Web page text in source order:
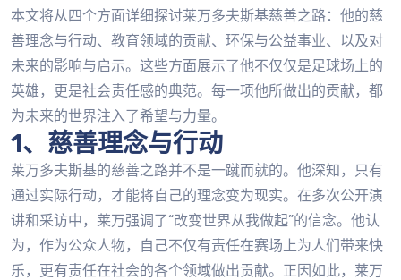
本文将从四个方面详细探讨莱万多夫斯基慈善之路：他的慈
善理念与行动、教育领域的贡献、环保与公益事业、以及对
未来的影响与启示。这些方面展示了他不仅仅是足球场上的
英雄，更是社会责任感的典范。每一项他所做出的贡献，都
为未来的世界注入了希望与力量。
1、慈善理念与行动
莱万多夫斯基的慈善之路并不是一蹴而就的。他深知，只有
通过实际行动，才能将自己的理念变为现实。在多次公开演
讲和采访中，莱万强调了“改变世界从我做起”的信念。他认
为，作为公众人物，自己不仅有责任在赛场上为人们带来快
乐，更有责任在社会的各个领域做出贡献。正因如此，莱万